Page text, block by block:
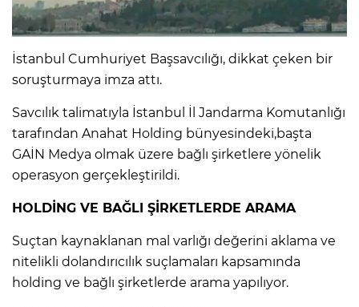
İstanbul Cumhuriyet Başsavcılığı, dikkat çeken bir
soruşturmaya imza attı.
Savcılık talimatıyla İstanbul İl Jandarma Komutanlığı
tarafından Anahat Holding bünyesindeki,başta
GAİN Medya olmak üzere bağlı şirketlere yönelik
operasyon gerçekleştirildi.
HOLDİNG VE BAĞLI ŞİRKETLERDE ARAMA
Suçtan kaynaklanan mal varlığı değerini aklama ve
nitelikli dolandırıcılık suçlamaları kapsamında
holding ve bağlı şirketlerde arama yapılıyor.